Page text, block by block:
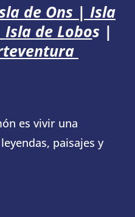
de Ons | Isla
Isla de Lobos|
es vivir una
paisajes y